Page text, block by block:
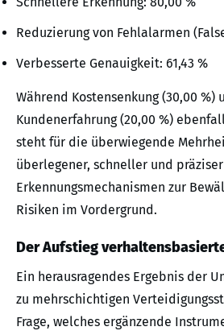
Reduzierung von Fehlalarmen
Verbesserte Genauigkeit: 61,43 %
Während Kostensenkung (30,00
Kundenerfahrung (20,00 %)
steht für die überwiegende
überlegener, schneller und präziser
Erkennungsmechanismen zur
Risiken im Vordergrund.
Der Aufstieg
Ein herausragendes Ergebnis der
zu mehrschichtigen
Frage, welches ergänzende